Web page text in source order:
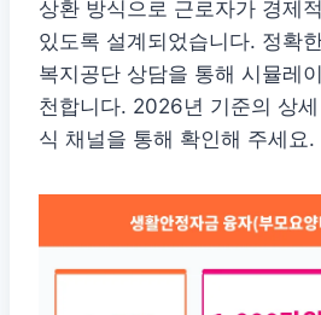
상환 방식으로 근로자가 경제
있도록 설계되었습니다. 정확
복지공단 상담을 통해 시뮬레
천합니다. 2026년 기준의 상
식 채널을 통해 확인해 주세요.